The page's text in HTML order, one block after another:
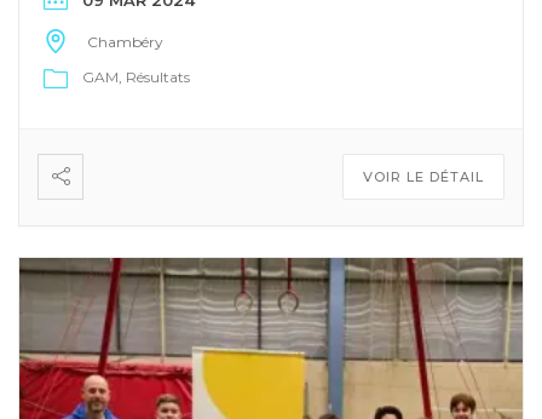
Chambéry
GAM Résultats
VOIR LE DÉTAIL